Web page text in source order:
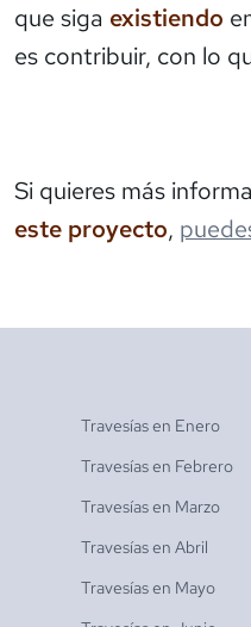
que siga existiendo
es contribuir, con lo
Si quieres más
este proyecto,
Travesías en Enero
Travesías en Febrero
Travesías en Marzo
Travesías en Abril
Travesías en Mayo